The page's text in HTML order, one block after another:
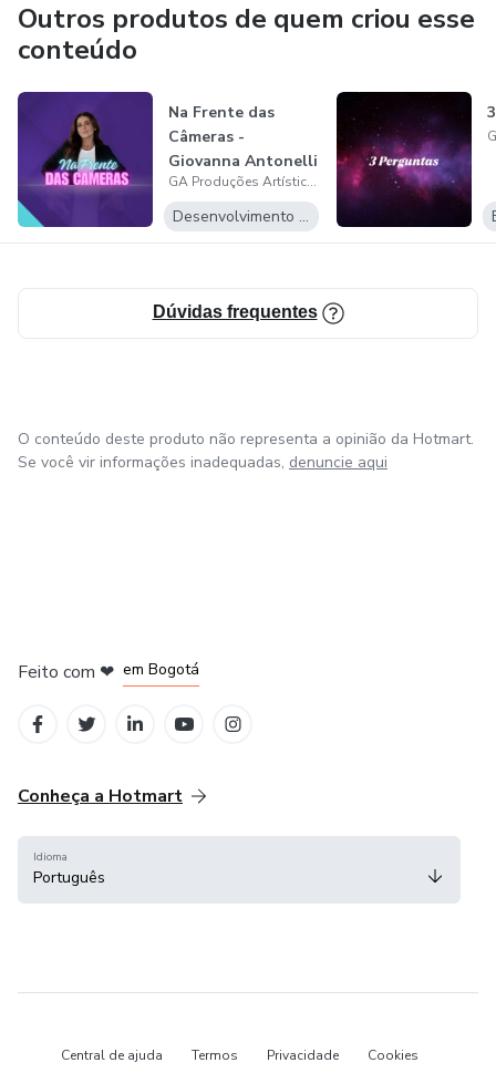
Outros produtos de quem criou esse
conteúdo
Na Frente das
Câmeras -
Giovanna Antonelli
GA Produções Artísticas Ltda
Desenvolvimento Pessoal
Dúvidas frequentes
O conteúdo deste produto não representa a opinião da Hotmart.
Se você vir informações inadequadas, denuncie aqui
Feito com ❤ em Bogotá
Conheça a Hotmart
Idioma
Português
Central de ajuda Termos Privacidade Cookies